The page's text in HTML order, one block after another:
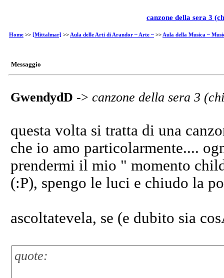
canzone della sera 3
Home >> [Mittalmar] >> Aula delle Arti di Arandor ~ Arte ~ >> Aula della Musica ~
Messaggio
GwendydD -> canzone della sera 3
questa volta si tratta di una
che io amo particolarmente....
prendermi il mio " momento
(:P), spengo le luci e chiudo la
ascoltatevela, se (e dubito sia
quote: